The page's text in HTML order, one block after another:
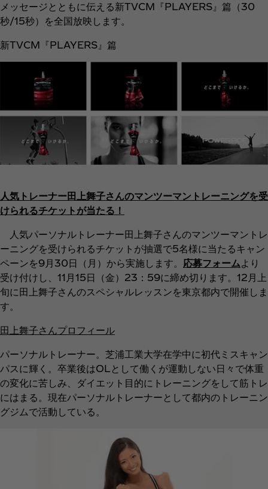
メッセージとともに伝える新TVCM『PLAYERS』篇（30
秒/15秒）を全国放映します。
新TVCM『PLAYERS』篇
人気トレーナー田上舞子さんのマンツーマントレーニングを受
けられるチケットが当たる！
人気パーソナルトレーナー田上舞子さんのマンツーマントレ
ーニングを受けられるチケットが抽選で5名様に当たるキャン
ペーンを9月30日（月）から実施します。 応募フォームより
受け付けし、11月15日（金）23：59に締め切ります。12月上
旬に田上舞子さんのスペシャルレッスンを東京都内で開催しま
す。
田上舞子さんプロフィール
パーソナルトレーナー。芝浦工業大学在学中に初代ミスキャン
パスに輝く。卒業後はOLとして働くが運動しない日々で体重
の変化に苦しみ、ダイエット目的にトレーニングをして筋トレ
にはまる。現在パーソナルトレーナーとして都内のトレーニン
グジムで活動している。